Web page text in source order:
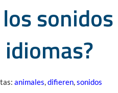
animales,difieren,sonidos